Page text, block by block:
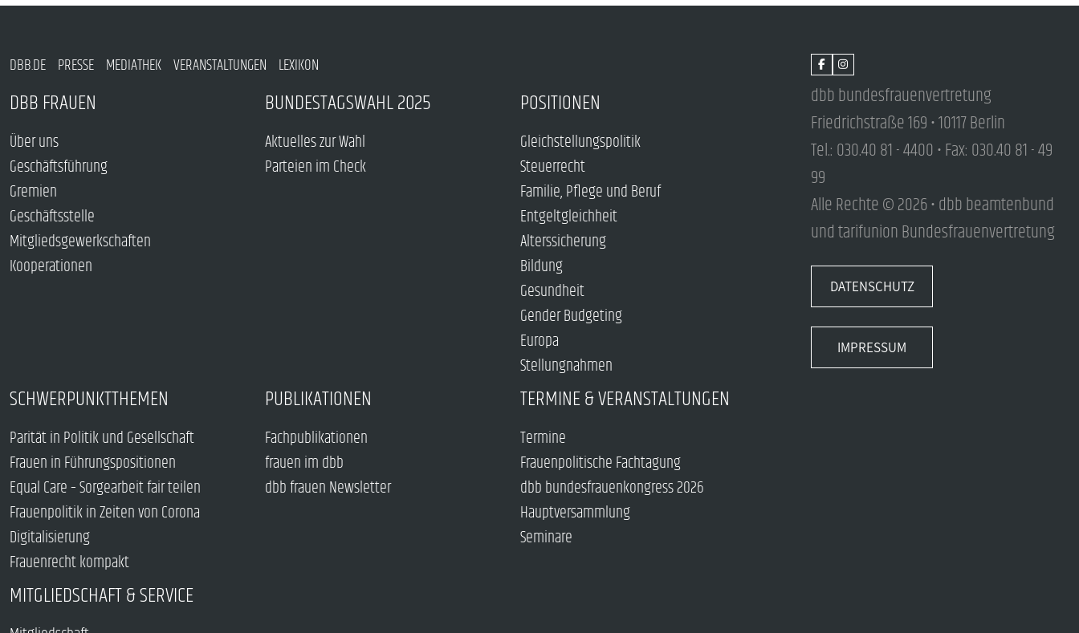
DBB.DE PRESSE MEDIATHEK VERANSTALTUNGEN LEXIKON
DBB FRAUEN
Über uns
Geschäftsführung
Gremien
Geschäftsstelle
Mitgliedsgewerkschaften
Kooperationen
BUNDESTAGSWAHL 2025
Aktuelles zur Wahl
Parteien im Check
POSITIONEN
Gleichstellungspolitik
Steuerrecht
Familie, Pflege und Beruf
Entgeltgleichheit
Alterssicherung
Bildung
Gesundheit
Gender Budgeting
Europa
Stellungnahmen
SCHWERPUNKTTHEMEN
Parität in Politik und Gesellschaft
Frauen in Führungspositionen
Equal Care – Sorgearbeit fair teilen
Frauenpolitik in Zeiten von Corona
Digitalisierung
Frauenrecht kompakt
PUBLIKATIONEN
Fachpublikationen
frauen im dbb
dbb frauen Newsletter
TERMINE & VERANSTALTUNGEN
Termine
Frauenpolitische Fachtagung
dbb bundesfrauenkongress 2026
Hauptversammlung
Seminare
MITGLIEDSCHAFT & SERVICE
dbb bundesfrauenvertretung
Friedrichstraße 169 • 10117 Berlin
Tel.: 030.40 81 - 4400 • Fax: 030.40 81 - 49
99
Alle Rechte © 2026 • dbb beamtenbund
und tarifunion Bundesfrauenvertretung
DATENSCHUTZ
IMPRESSUM